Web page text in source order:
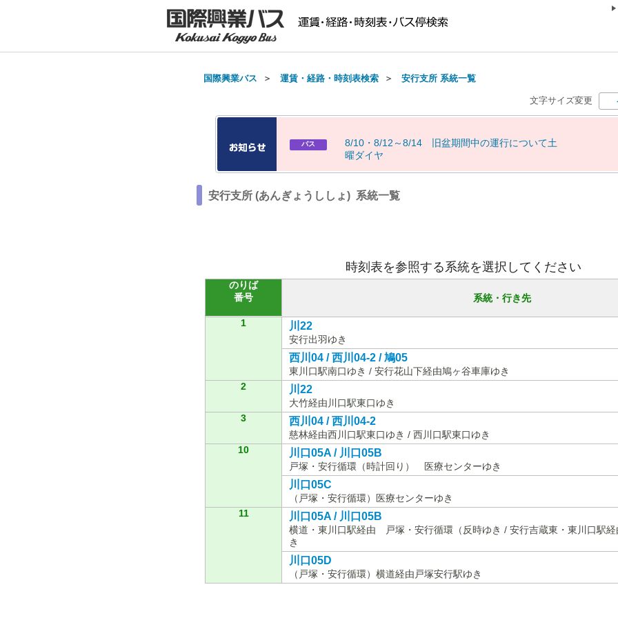
国際興業バス ＞ 運賃・経路・時刻表検索 ＞ 安行支所 系統一覧
文字サイズ変更
バス 8/10 ・ 8/1 2 ～8/14 旧盆期間中の運行について土
曜ダイヤ
安行支所 (あんぎょうししょ) 系統一覧
時刻表を参照する系統を選択してください
のりば
番号
系統・行き先
1 川22
安行出羽ゆき
西川04 / 西川04-2 / 鳩05
東川口駅南口ゆき / 安行花山下経由鳩ヶ谷車庫ゆき
2
川22
大竹経由川口駅東口ゆき
3
西川04 / 西川04-2
慈林経由西川口駅東口ゆき / 西川口駅東口ゆき
10
川口05A / 川口05B
戸塚・安行循環（時計回り） 医療センターゆき
川口05C
（戸塚・安行循環）医療センターゆき
11
川口05A / 川口05B
横道・東川口駅経由 戸塚・安行循環（反時ゆき / 安行吉蔵東・東川口駅
き
川口05D
（戸塚・安行循環）横道経由戸塚安行駅ゆき